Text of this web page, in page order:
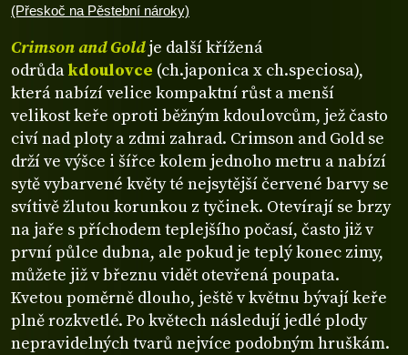
(Přeskoč na Pěstební nároky)
Crimson and Goldje další křížená
odrůdakdoulovce (ch.japonica x ch.speciosa),
která nabízí velice kompaktní růst a menší
velikost keře oproti běžným kdoulovcům, jež často
civí nad ploty a zdmi zahrad. Crimson and Gold se
drží ve výšce i šířce kolem jednoho metru a nabízí
sytě vybarvené květy té nejsytější červené barvy se
svítivě žlutou korunkou z tyčinek. Otevírají se brzy
na jaře s příchodem teplejšího počasí, často již v
první půlce dubna, ale pokud je teplý konec zimy,
můžete již v březnu vidět otevřená poupata.
Kvetou poměrně dlouho, ještě v květnu bývají keře
plně rozkvetlé. Po květech následují jedlé plody
nepravidelných tvarů nejvíce podobným hruškám.